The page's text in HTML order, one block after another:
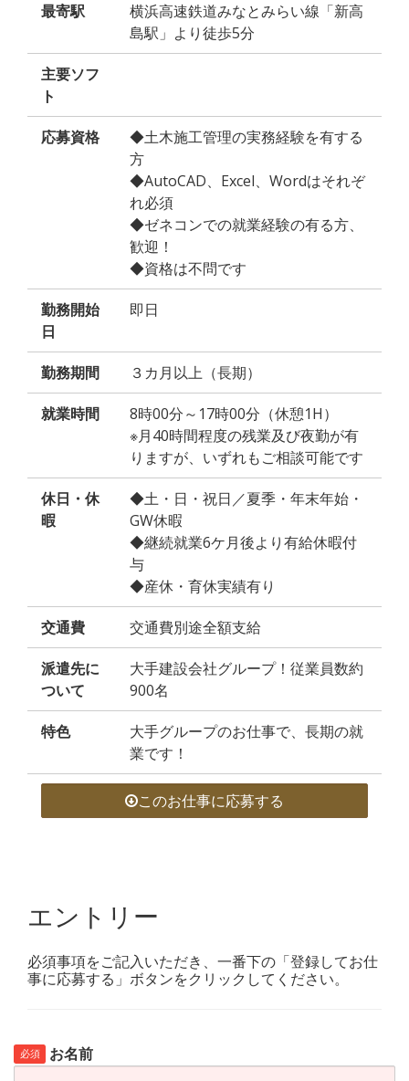
最寄駅
横浜高速鉄道みなとみらい線「新高
島駅」より徒歩5分
主要ソフ
ト
応募資格
◆土木施工管理の実務経験を有する
方
◆AutoCAD、Excel、Wordはそれぞ
れ必須
◆ゼネコンでの就業経験の有る方、
歓迎！
◆資格は不問です
勤務開始
日
即日
勤務期間 ３カ月以上（長期）
就業時間
8時00分～17時00分（休憩1H）
※月40時間程度の残業及び夜勤が有
りますが、いずれもご相談可能です
休日・休
暇
◆土・日・祝日／夏季・年末年始・
GW休暇
◆継続就業6ケ月後より有給休暇付
与
◆産休・育休実績有り
交通費 交通費別途全額支給
派遣先に
ついて
大手建設会社グループ！従業員数約
900名
特色
大手グループのお仕事で、長期の就
業です！
このお仕事に応募する
エントリー
必須事項をご記入いただき、一番下の「登録してお仕
事に応募する」ボタンをクリックしてください。
必須 お名前